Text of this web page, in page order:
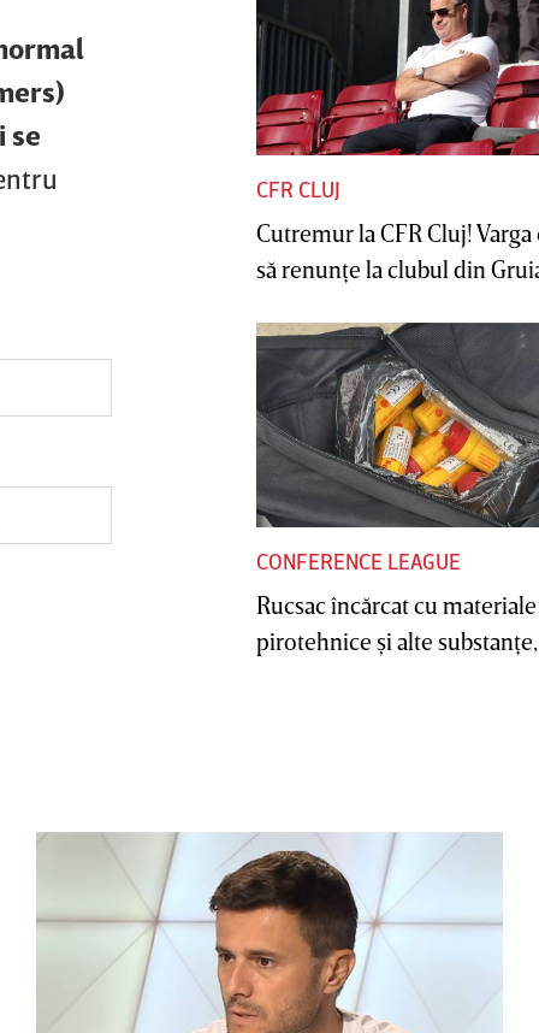
se
CFR CLUJ
Cutremur la CFR Cluj! Varga
să renunţe la clubul din
CONFERENCE LEAGUE
Rucsac încărcat cu materiale
pirotehnice şi alte substanţe,